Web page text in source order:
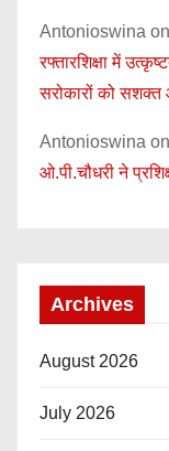
Antonioswina
रफ्तारशिक्षा में
सरोकारों को सशक्त
Antonioswina
ओ.पी.चौधरी ने
Archives
August 2026
July 2026